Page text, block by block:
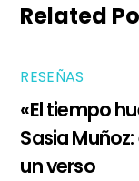
Related
RESEÑAS
«El tiempo
Sasia
un verso